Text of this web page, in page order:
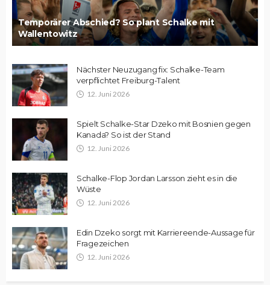
Temporärer Abschied? So plant Schalke mit
Wallentowitz
Nächster Neuzugang fix: Schalke-Team
verpflichtet Freiburg-Talent
12. Juni 2026
Spielt Schalke-Star Dzeko mit Bosnien gegen
Kanada? So ist der Stand
12. Juni 2026
Schalke-Flop Jordan Larsson zieht es in die
Wüste
12. Juni 2026
Edin Dzeko sorgt mit Karriereende-Aussage für
Fragezeichen
12. Juni 2026